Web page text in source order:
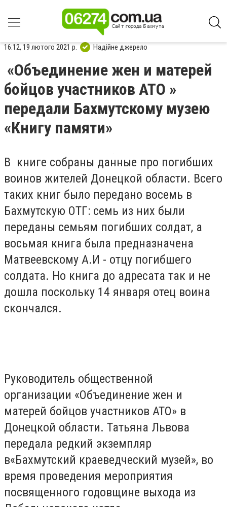
16:12, 19 лютого 2021 р. Надійне джерело
«Объединение жен и матерей
бойцов участников АТО »
передали Бахмутскому музею
«Книгу памяти»
В книге собраны данные про погибших
воинов жителей Донецкой области. Всего
таких книг было передано восемь в
Бахмутскую ОТГ: семь из них были
переданы семьям погибших солдат, а
восьмая книга была предназначена
Матвеевскому А.И - отцу погибшего
солдата. Но книга до адресата так и не
дошла поскольку 14 января отец воина
скончался.
Руководитель общественной
организации «Объединение жен и
матерей бойцов участников АТО» в
Донецкой области. Татьяна Львова
передала редкий экземпляр
в«Бахмутский краеведческий музей», во
время проведения мероприятия
посвященного годовщине выхода из